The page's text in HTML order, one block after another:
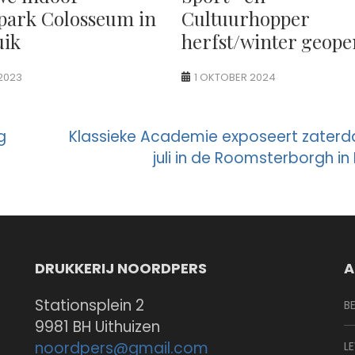
Colosseum in
Cultuurhopper
herfst/winter
1 OKTOBER 2024
Klassieke Academie exposeert
juli in de Roomsterborgh in
DRUKKERIJ NOORDPERS
Stationsplein 2
9981 BH Uithuizen
noordpers@gmail.com